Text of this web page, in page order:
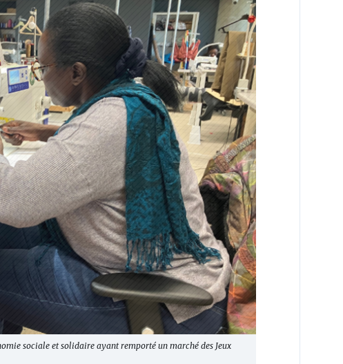
sociale et solidaire ayant remporté un marché des Jeux